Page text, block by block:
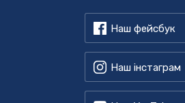
Наш фейсбук
Наш інстаграм